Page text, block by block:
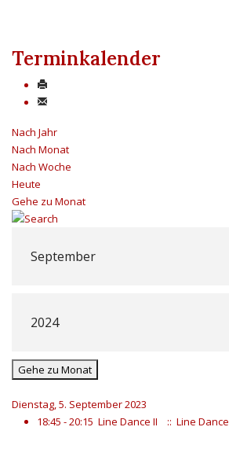
Terminkalender
Nach Jahr
Nach Monat
Nach Woche
Heute
Gehe zu Monat
Gehe zu Monat
Dienstag, 5. September 2023
18:45 - 20:15 Line Dance II :: Line Dance